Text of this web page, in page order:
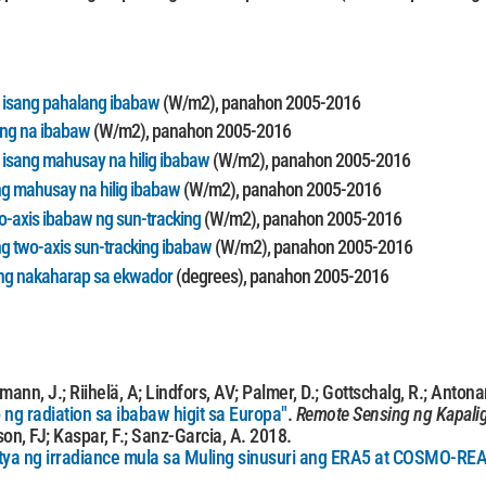
pahalang ibabaw(W/m2), panahon 2005-2016
na ibabaw(W/m2), panahon 2005-2016
mahusay na hilig ibabaw(W/m2), panahon 2005-2016
mahusay na hilig ibabaw(W/m2), panahon 2005-2016
axis ibabaw ng sun-tracking(W/m2), panahon 2005-2016
two-axis sun-tracking ibabaw(W/m2), panahon 2005-2016
nakaharap sa ekwador(degrees), panahon 2005-2016
J.; Riihelä, A; Lindfors, AV; Palmer, D.; Gottschalg, R.;
radiation sa ibabaw higit sa Europa".Remote Sensing ng
FJ; Kaspar, F.; Sanz-Garcia, A. 2018.
ng irradiance mula sa Muling sinusuri ang ERA5 at COSMO-